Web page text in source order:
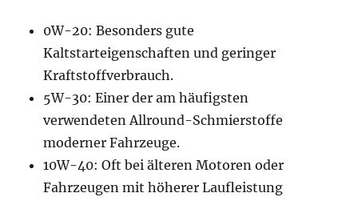
0W-20: Besonders gute
Kaltstarteigenschaften und geringer
Kraftstoffverbrauch.
5W-30: Einer der am häufigsten
verwendeten Allround-Schmierstoffe
moderner Fahrzeuge.
10W-40: Oft bei älteren Motoren oder
Fahrzeugen mit höherer Laufleistung